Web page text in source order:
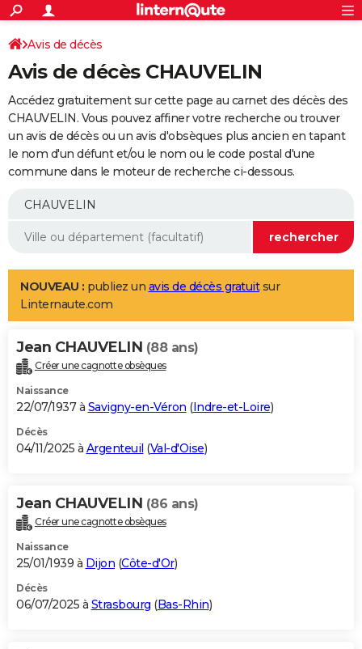
ACTUALITÉS
Politique
Société
Faits Divers
Education
Monde
Villes
+
SPORT
Coupe du monde 2026
Football
Tennis
Cyclisme
Rugby
Forum
Programme TV
TNT
Streaming
Cinéma
Sorties cinéma
Musique
+
FINANCE
Impôts
Immobilier
Risques naturels par ville
Banque
Assurance
Crédit
AUTO
Essais
Réserver un essai
Citadines
Berlines
SUV
Forum auto
+
Mobiles
Meilleur smartphone
Internet
Ordinateurs
Jeux vidéo
Guide high-tech
Aménagement intérieur
LIFESTYLE
Art de vivre
Bien-être
Loisirs
Mode
Modes de vie
Alimentation
Guide de la santé
Maladies
Médicaments
Sommeil
VOYAGE
Destinations
City break
Voyage nature
Voyage de noces
Forum
Climat
+PHOTO
GUIDES D'ACHAT
BONS PLANS
Carte de Noël
Carte Bonne année
Carte Saint-Valentin
Carte Pâques
Carte d'anniversaire
DICTIONNAIRE
Dictionnaire
Biographies
Citations
Expressions
Proverbes
PROGRAMME TV
S'inscrire
Se connecter
Lycées
Collèges
Primaires
Universités
Entreprises
Service militaire
Avis de recherche
AVIS DE DÉCÈS
Avis de décès
Avis de décès CHAUVELIN
Accédez gratuitement sur cette page au carnet des décès des
CHAUVELIN. Vous pouvez affiner votre recherche ou trouver
un avis de décès ou un avis d'obsèques plus ancien en tapant
le nom d'un défunt et/ou le nom ou le code postal d'une
commune dans le moteur de recherche ci-dessous.
NOUVEAU : publiez un avis de décès gratuitsur
Linternaute.com
Jean CHAUVELIN (88 ans)
Créer une cagnotte obsèques
Naissance
22/07/1937 à Savigny-en-Véron (Indre-et-Loire)
Décès
04/11/2025 à Argenteuil (Val-d'Oise)
Jean CHAUVELIN (86 ans)
Créer une cagnotte obsèques
Naissance
25/01/1939 à Dijon (Côte-d'Or)
Décès
06/07/2025 à Strasbourg (Bas-Rhin)